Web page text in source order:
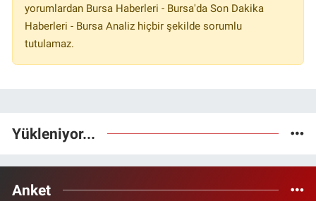
yorumlardan Bursa Haberleri - Bursa'da Son Dakika
Haberleri - Bursa Analiz hiçbir şekilde sorumlu
tutulamaz.
Yükleniyor...
Anket